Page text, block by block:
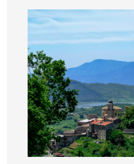
Castello Teofilatto